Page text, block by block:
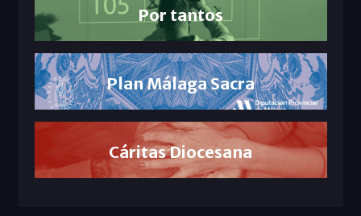
Por tantos
Plan Málaga Sacra
Cáritas Diocesana